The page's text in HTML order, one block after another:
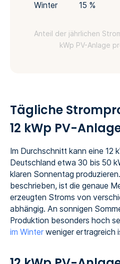
Winter 15 %
Anteil der jährlichen
kWp PV-Anlage
Tägliche
12 kWp PV-
Im Durchschnitt kann eine 12
Deutschland etwa 30 bis 50
klaren Sonnentag
beschrieben, ist die genaue
erzeugten Stroms von
abhängig. An sonnigen
Produktion besonders hoch
im Winterweniger ertragreich